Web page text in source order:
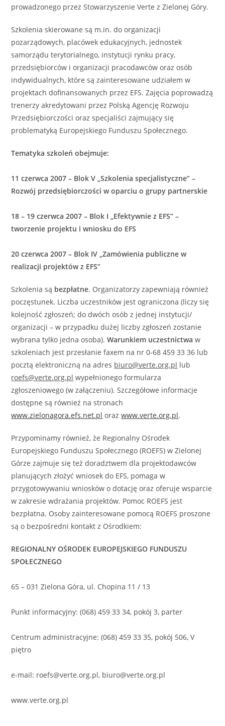
prowadzonego przez Stowarzyszenie Verte z Zielonej Góry.
Szkolenia skierowane są m.in. do organizacji
pozarządowych, placówek edukacyjnych, jednostek
samorządu terytorialnego, instytucji rynku pracy,
przedsiębiorców i organizacji pracodawców oraz osób
indywidualnych, które są zainteresowane udziałem w
projektach dofinansowanych przez EFS. Zajęcia poprowadzą
trenerzy akredytowani przez Polską Agencję Rozwoju
Przedsiębiorczości oraz specjaliści zajmujący się
problematyką Europejskiego Funduszu Społecznego.
Tematyka szkoleń obejmuje:
11 czerwca 2007 – Blok V „Szkolenia specjalistyczne” –
Rozwój przedsiębiorczości w oparciu o grupy partnerskie
18 – 19 czerwca 2007 – Blok I „Efektywnie z EFS” –
tworzenie projektu i wniosku do EFS
20 czerwca 2007 – Blok IV „Zamówienia publiczne w
realizacji projektów z EFS”
Szkolenia są bezpłatne. Organizatorzy zapewniają również
poczęstunek. Liczba uczestników jest ograniczona (liczy się
kolejność zgłoszeń; do dwóch osób z jednej instytucji/
organizacji – w przypadku dużej liczby zgłoszeń zostanie
wybrana tylko jedna osoba).Warunkiem uczestnictwa w
szkoleniach jest przesłanie faxem na nr 0-68 459 33 36 lub
pocztą elektroniczną na adres biuro@verte.org.pl lub
roefs@verte.org.pl wypełnionego formularza
zgłoszeniowego (w załączeniu). Szczegółowe informacje
dostępne są również na stronach
www.zielonagora.efs.net.pl orazwww.verte.org.pl.
Przypominamy również, że Regionalny Ośrodek
Europejskiego Funduszu Społecznego (ROEFS) w Zielonej
Górze zajmuje się też doradztwem dla projektodawców
planujących złożyć wniosek do EFS, pomaga w
przygotowywaniu wniosków o dotację oraz oferuje wsparcie
w zakresie wdrażania projektów. Pomoc ROEFS jest
bezpłatna. Osoby zainteresowane pomocą ROEFS proszone
są o bezpośredni kontakt z Ośrodkiem:
REGIONALNY OŚRODEK EUROPEJSKIEGO FUNDUSZU
SPOŁECZNEGO
65 – 031 Zielona Góra, ul. Chopina 11 / 13
Punkt informacyjny: (068) 459 33 34, pokój 3, parter
Centrum administracyjne: (068) 459 33 35, pokój 506, V
piętro
e-mail: roefs@verte.org.pl, biuro@verte.org.pl
www.verte.org.pl